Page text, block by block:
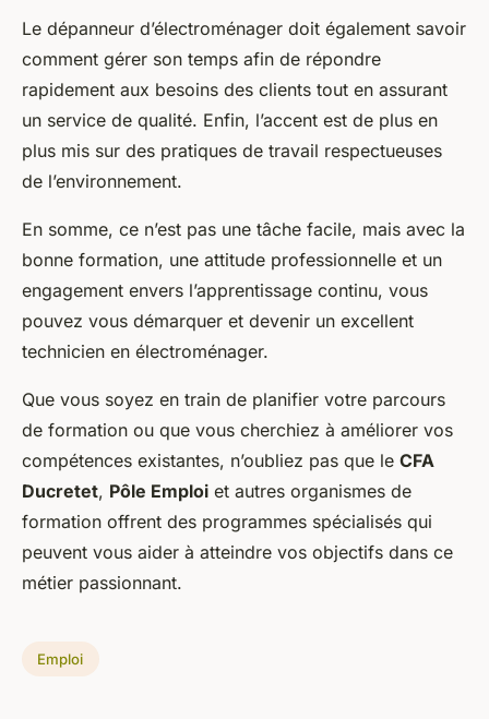
Le dépanneur d’électroménager doit également savoir
comment gérer son temps afin de répondre
rapidement aux besoins des clients tout en assurant
un service de qualité. Enfin, l’accent est de plus en
plus mis sur des pratiques de travail respectueuses
de l’environnement.
En somme, ce n’est pas une tâche facile, mais avec la
bonne formation, une attitude professionnelle et un
engagement envers l’apprentissage continu, vous
pouvez vous démarquer et devenir un excellent
technicien en électroménager.
Que vous soyez en train de planifier votre parcours
de formation ou que vous cherchiez à améliorer vos
compétences existantes, n’oubliez pas que le CFA
Ducretet, Pôle Emploi et autres organismes de
formation offrent des programmes spécialisés qui
peuvent vous aider à atteindre vos objectifs dans ce
métier passionnant.
Emploi